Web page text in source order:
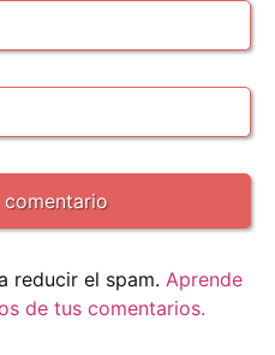
reducir el spam. Aprende
de tus comentarios.